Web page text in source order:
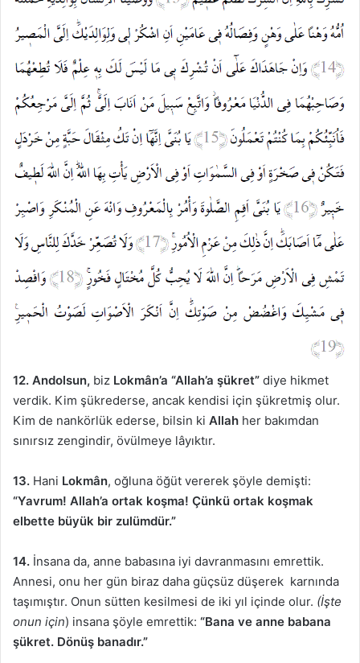
12. Andolsun, biz Lokmân’a “Allah’a şükret” diye hikmet
verdik. Kim şükrederse, ancak kendisi için şükretmiş olur.
Kim de nankörlük ederse, bilsin ki Allah her bakımdan
sınırsız zengindir, övülmeye lâyıktır.
13. Hani Lokmân, oğluna öğüt vererek şöyle demişti:
“Yavrum! Allah’a ortak koşma! Çünkü ortak koşmak
elbette büyük bir zulümdür.”
14. İnsana da, anne babasına iyi davranmasını emrettik.
Annesi, onu her gün biraz daha güçsüz düşerek karnında
taşımıştır. Onun sütten kesilmesi de iki yıl içinde olur. (İşte
onun için) insana şöyle emrettik: “Bana ve anne babana
şükret. Dönüş banadır.”